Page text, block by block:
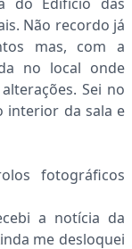
Não recordo já
mas, com a
no local onde
Sei no
interior da sala e
fotográficos
a notícia da
me desloquei